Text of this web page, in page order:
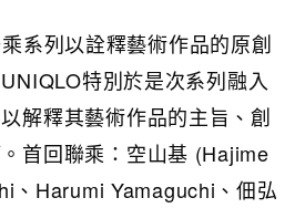
系列以詮釋藝術作品的原創
特別於是次系列融入
解釋其藝術作品的主旨、創
首回聯乘：空山基 (Hajime
、Harumi Yamaguchi、佃弘